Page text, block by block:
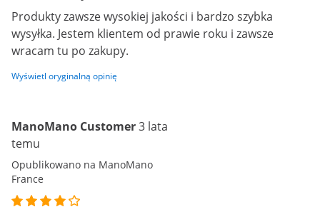
Produkty zawsze wysokiej jakości i bardzo szybka
wysyłka. Jestem klientem od prawie roku i zawsze
wracam tu po zakupy.
Wyświetl oryginalną opinię
ManoMano Customer3 lata
temu
Opublikowano na ManoMano
France